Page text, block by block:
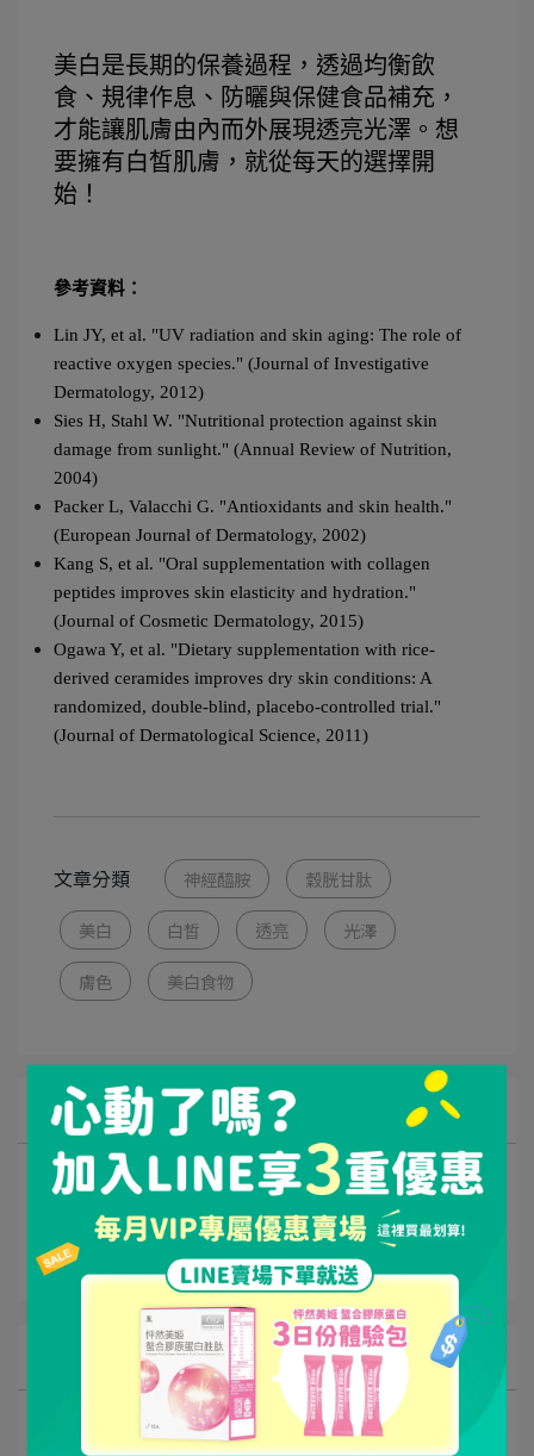
美白是長期的保養過程，透過均衡飲
食、規律作息、防曬與保健食品補充，
才能讓肌膚由內而外展現透亮光澤。想
要擁有白皙肌膚，就從每天的選擇開
始！
參考資料：
Lin JY, et al. "UV radiation and skin aging: The role of
reactive oxygen species." (Journal of Investigative
Dermatology, 2012)
Sies H, Stahl W. "Nutritional protection against skin
damage from sunlight." (Annual Review of Nutrition,
2004)
Packer L, Valacchi G. "Antioxidants and skin health."
(European Journal of Dermatology, 2002)
Kang S, et al. "Oral supplementation with collagen
peptides improves skin elasticity and hydration."
(Journal of Cosmetic Dermatology, 2015)
Ogawa Y, et al. "Dietary supplementation with rice-
derived ceramides improves dry skin conditions: A
randomized, double-blind, placebo-controlled trial."
(Journal of Dermatological Science, 2011)
文章分類 神經醯胺 穀胱甘肽
美白 白皙 透亮 光澤
膚色 美白食物
所有文章主題
健康新知
產品研發理念
商用抗菌
維持青春 逆齡 NADH NAD+